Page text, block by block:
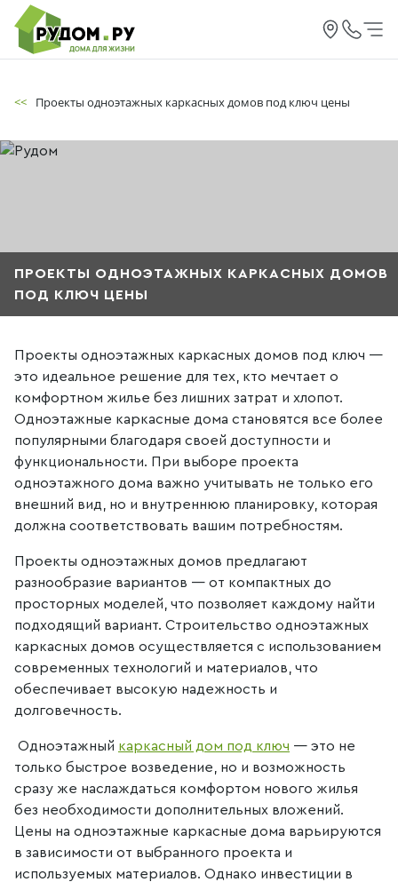
<< Проекты одноэтажных каркасных домов под ключ цены
ПРОЕКТЫ ОДНОЭТАЖНЫХ КАРКАСНЫХ ДОМОВ
ПОД КЛЮЧ ЦЕНЫ
Проекты одноэтажных каркасных домов под ключ —
это идеальное решение для тех, кто мечтает о
комфортном жилье без лишних затрат и хлопот.
Одноэтажные каркасные дома становятся все более
популярными благодаря своей доступности и
функциональности. При выборе проекта
одноэтажного дома важно учитывать не только его
внешний вид, но и внутреннюю планировку, которая
должна соответствовать вашим потребностям.
Проекты одноэтажных домов предлагают
разнообразие вариантов — от компактных до
просторных моделей, что позволяет каждому найти
подходящий вариант. Строительство одноэтажных
каркасных домов осуществляется с использованием
современных технологий и материалов, что
обеспечивает высокую надежность и
долговечность.
Одноэтажный каркасный дом под ключ — это не
только быстрое возведение, но и возможность
сразу же наслаждаться комфортом нового жилья
без необходимости дополнительных вложений.
Цены на одноэтажные каркасные дома варьируются
в зависимости от выбранного проекта и
используемых материалов. Однако инвестиции в